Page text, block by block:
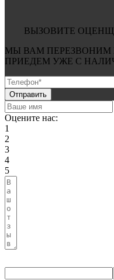
ВЫЗОВИТЕ
МЫ ВАМ ПЕРЕЗВОНИМ
ПРИЕДЕМ УЖЕ С
Оцените нас:
1
2
3
4
5